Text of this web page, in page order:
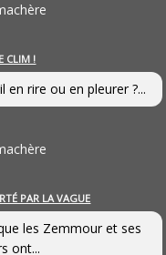
CLIM !
en rire ou en pleurer ?...
PAR LA VAGUE
les Zemmour et ses
ont...